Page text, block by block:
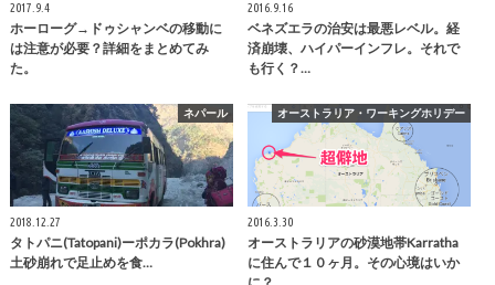
2017.9.4
ホーローグ→ドゥシャンベの移動に
は注意が必要？詳細をまとめてみ
た。
2016.9.16
ベネズエラの治安は最悪レベル。経
済崩壊、ハイパーインフレ。それで
も行く？…
ネパール
2018.12.27
タトパニ(Tatopani)ーポカラ(Pokhra)
土砂崩れで足止めを食…
オーストラリア・ワーキングホリデー
2016.3.30
オーストラリアの砂漠地帯Karratha
に住んで１０ヶ月。その心境はいか